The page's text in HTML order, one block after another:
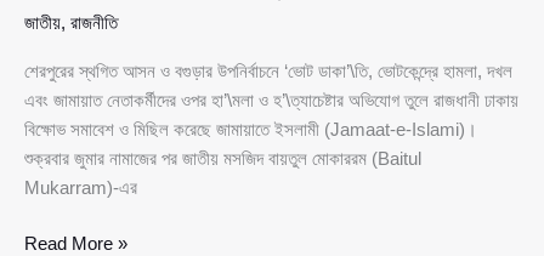
জাতীয়, রাজনীতি
শেরপুরের স্থগিত আসন ও বগুড়ার উপনির্বাচনে ‘ভোট ডাকা’\তি, ভোটকেন্দ্রে হামলা, দখল
এবং জামায়াত নেতাকর্মীদের ওপর হা’\মলা ও হ’\ত্যাচেষ্টার অভিযোগ তুলে রাজধানী ঢাকায়
বিক্ষোভ সমাবেশ ও মিছিল করেছে জামায়াতে ইসলামী (Jamaat-e-Islami)।
শুক্রবার জুমার নামাজের পর জাতীয় মসজিদ বায়তুল মোকাররম (Baitul
Mukarram)-এর
ভোট
Read More »